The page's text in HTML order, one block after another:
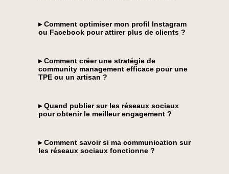
▸ Comment optimiser mon profil Instagram
ou Facebook pour attirer plus de clients ?
▸ Comment créer une stratégie de
community management efficace pour une
TPE ou un artisan ?
▸ Quand publier sur les réseaux sociaux
pour obtenir le meilleur engagement ?
▸ Comment savoir si ma communication sur
les réseaux sociaux fonctionne ?